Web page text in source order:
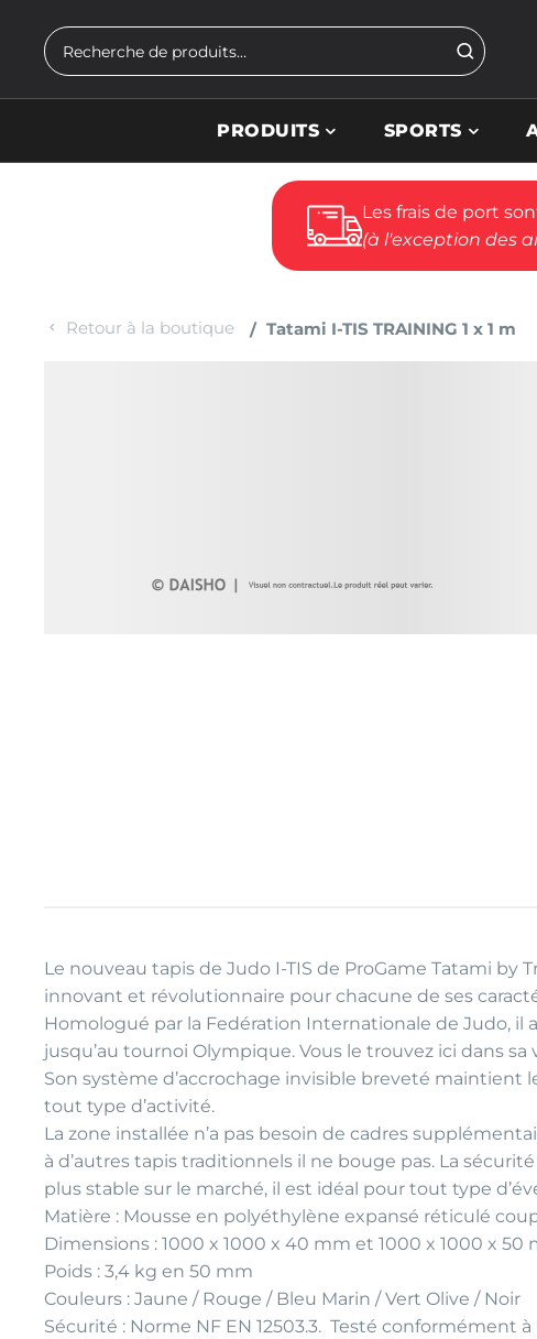
Rechercher
PRODUITS SPORTS
Les frais de port
(à l'exception des
Retour à la boutique Tatami I-TIS TRAINING 1 x 1 m
Le nouveau tapis de Judo I-TIS de ProGame Tatami
innovant et révolutionnaire pour chacune de ses
Homologué par la Fedération Internationale de Judo,
jusqu’au tournoi Olympique. Vous le trouvez ici dans sa
Son système d’accrochage invisible breveté maintient
tout type d’activité.
La zone installée n’a pas besoin de cadres
à d’autres tapis traditionnels il ne bouge pas. La
plus stable sur le marché, il est idéal pour tout type
Matière : Mousse en polyéthylène expansé réticulé
Dimensions : 1000 x 1000 x 40 mm et 1000 x 1000 x 50
Poids : 3,4 kg en 50 mm
Couleurs : Jaune / Rouge / Bleu Marin / Vert Olive / Noir
Sécurité : Norme NF EN 12503.3. Testé conformément